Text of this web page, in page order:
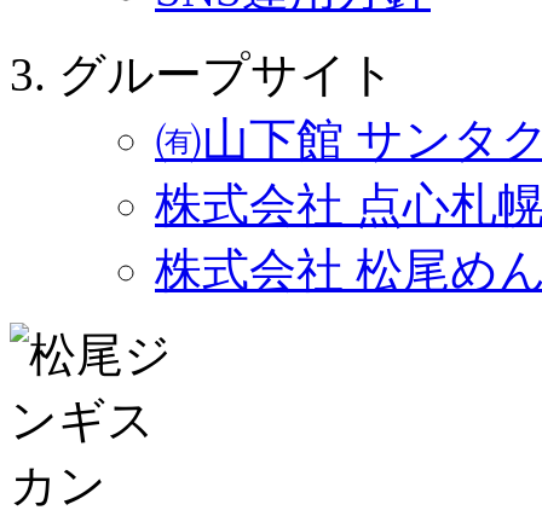
グループサイト
㈲山下館 サンタ
株式会社 点心札
株式会社 松尾め